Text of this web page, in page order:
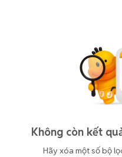
Không còn kết
Hãy xóa một số bộ